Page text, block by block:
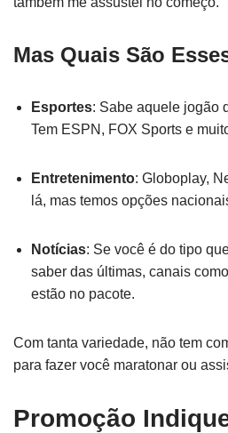
Mas Quais São
Esportes: Sabe aquele jogão
Tem ESPN, FOX Sports e
Entretenimento: Globoplay,
lá, mas temos opções
Notícias: Se você é do tipo
saber das últimas, canais
estão no pacote.
Com tanta variedade, não tem
para fazer você maratonar ou
Promoção